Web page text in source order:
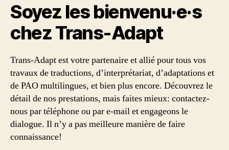
Soyez les bienvenu·e·s
chez Trans‑Adapt
Trans-Adapt est votre partenaire et allié pour tous vos
travaux de traductions, d’interprétariat, d’adaptations et
de PAO multilingues, et bien plus encore. Découvrez le
détail de nos prestations, mais faites mieux: contactez-
nous par téléphone ou par e-mail et engageons le
dialogue. Il n’y a pas meilleure manière de faire
connaissance!